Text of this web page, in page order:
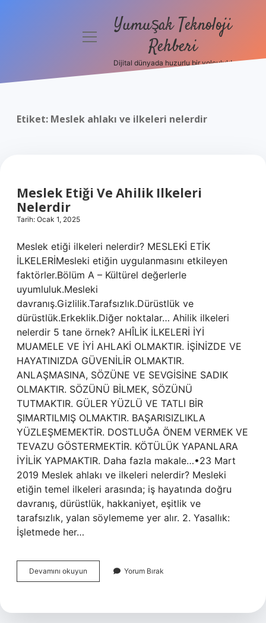
Politikası
menüyüYumuşak Teknoloji
Rehberi
Dijital dünyada huzurlu bir yolculuk!
Etiket: Meslek ahlakı ve ilkeleri nelerdir
Meslek Etiği Ve Ahilik Ilkeleri
Nelerdir
Tarih: Ocak 1, 2025
Meslek etiği ilkeleri nelerdir? MESLEKİ ETİK
İLKELERİMesleki etiğin uygulanmasını etkileyen
faktörler.Bölüm A – Kültürel değerlerle
uyumluluk.Mesleki
davranış.Gizlilik.Tarafsızlık.Dürüstlük ve
dürüstlük.Erkeklik.Diğer noktalar… Ahilik ilkeleri
nelerdir 5 tane örnek? AHÎLİK İLKELERİ İYİ
MUAMELE VE İYİ AHLAKİ OLMAKTIR. İŞİNİZDE VE
HAYATINIZDA GÜVENİLİR OLMAKTIR.
ANLAŞMASINA, SÖZÜNE VE SEVGİSİNE SADIK
OLMAKTIR. SÖZÜNÜ BİLMEK, SÖZÜNÜ
TUTMAKTIR. GÜLER YÜZLÜ VE TATLI BİR
ŞIMARTILMIŞ OLMAKTIR. BAŞARISIZLIKLA
YÜZLEŞMEMEKTİR. DOSTLUĞA ÖNEM VERMEK VE
TEVAZU GÖSTERMEKTİR. KÖTÜLÜK YAPANLARA
İYİLİK YAPMAKTIR. Daha fazla makale…•23 Mart
2019 Meslek ahlakı ve ilkeleri nelerdir? Mesleki
etiğin temel ilkeleri arasında; iş hayatında doğru
davranış, dürüstlük, hakkaniyet, eşitlik ve
tarafsızlık, yalan söylememe yer alır. 2. Yasallık:
İşletmede her…
Devamını okuyun
Etiği
Ilkeleri
Yorum Bırak